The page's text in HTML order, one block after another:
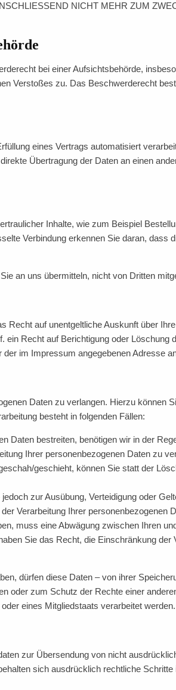
NICHT MEHR ZUM
bei einer Aufsichtsbehörde,
Verstoßes zu. Das Beschwerderecht
eines Vertrags automatisiert
Übertragung der Daten an einen
Inhalte, wie zum Beispiel
Verbindung erkennen Sie daran, dass
an uns übermitteln, nicht von Dritten
auf unentgeltliche Auskunft über
Recht auf Berichtigung oder Löschung
im Impressum angegebenen Adresse
Daten zu verlangen. Hierzu können
besteht in folgenden Fällen:
Daten bestreiten, benötigen wir in der
Ihrer personenbezogenen Daten zu
geschieht, können Sie statt der
zur Ausübung, Verteidigung oder
Verarbeitung Ihrer personenbezogenen
muss eine Abwägung zwischen Ihren
Sie das Recht, die Einschränkung der
dürfen diese Daten – von ihrer
oder zum Schutz der Rechte einer
eines Mitgliedstaats verarbeitet werden.
zur Übersendung von nicht
sich ausdrücklich rechtliche